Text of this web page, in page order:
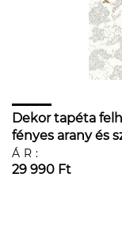
Dekor tapéta
fényes arany és
ÁR:
29 990 Ft